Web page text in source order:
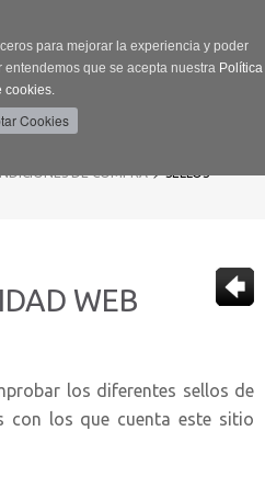
para mejorar la experiencia y poder
que se acepta nuestra Política
cookies.
DE COMPRA>SELLOS
WEB
los diferentes sellos de
con los que cuenta este sitio